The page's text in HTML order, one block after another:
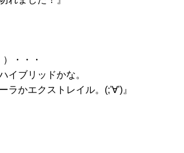
・・・
ッドかな。
ストレイル。(;'∀')』